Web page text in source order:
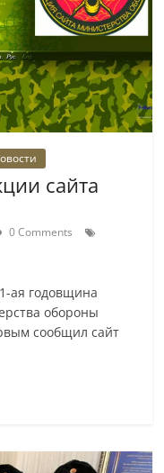
сайта
0 Comments
ая годовщина
обороны
сообщил сайт